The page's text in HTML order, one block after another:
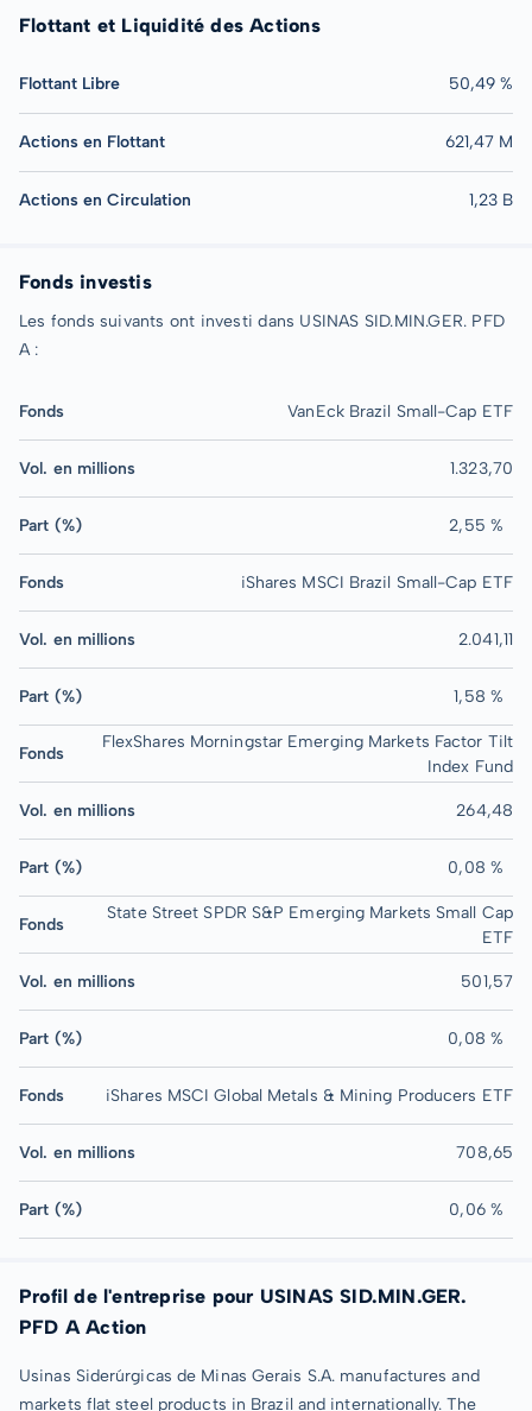
Flottant et Liquidité des Actions
Flottant Libre 50,49 %
Actions en Flottant 621,47 M
Actions en Circulation 1,23 B
Fonds investis
Les fonds suivants ont investi dans USINAS SID.MIN.GER. PFD
A :
Fonds VanEck Brazil Small-Cap ETF
Vol. en millions 1.323,70
Part (%) 2,55 %
Fonds iShares MSCI Brazil Small-Cap ETF
Vol. en millions 2.041,11
Part (%) 1,58 %
Fonds
FlexShares Morningstar Emerging Markets Factor Tilt
Index Fund
Vol. en millions 264,48
Part (%) 0,08 %
Fonds
State Street SPDR S&P Emerging Markets Small Cap
ETF
Vol. en millions 501,57
Part (%) 0,08 %
Fonds iShares MSCI Global Metals & Mining Producers ETF
Vol. en millions 708,65
Part (%) 0,06 %
Profil de l'entreprise pour USINAS SID.MIN.GER.
PFD A Action
Usinas Siderúrgicas de Minas Gerais S.A. manufactures and
markets flat steel products in Brazil and internationally. The